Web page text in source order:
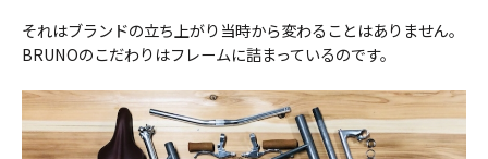
それはブランドの立ち上がり当時から変わることはありません。
BRUNOのこだわりはフレームに詰まっているのです。